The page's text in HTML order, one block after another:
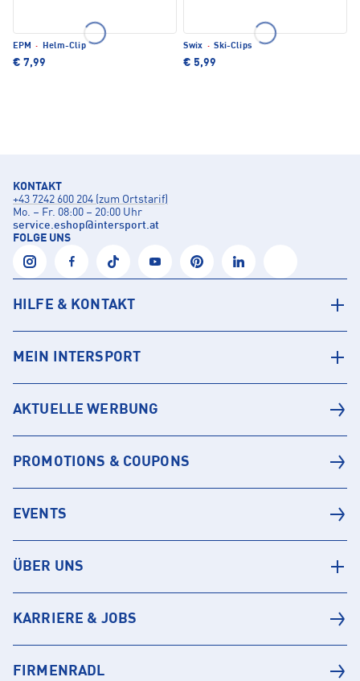
EPM · Helm-Clip
€ 7,99
Swix · Ski-Clips
€ 5,99
KONTAKT
+43 7242 600 204 (zum Ortstarif)
Mo. – Fr. 08:00 – 20:00 Uhr
service.eshop@intersport.at
FOLGE UNS
HILFE & KONTAKT
MEIN INTERSPORT
AKTUELLE WERBUNG
PROMOTIONS & COUPONS
EVENTS
ÜBER UNS
KARRIERE & JOBS
FIRMENRADL